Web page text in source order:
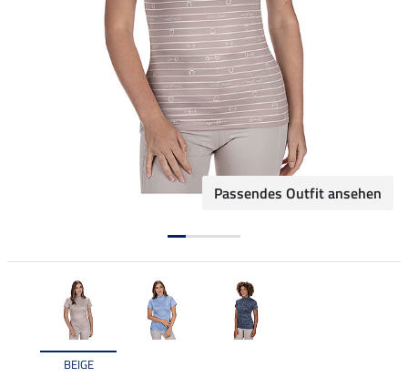
Passendes Outfit ansehen
BEIGE